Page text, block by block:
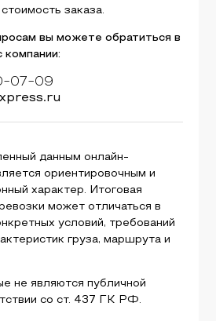
заказа.
вы можете обратиться в
компании:
07-09
данным онлайн-
ориентировочным и
характер. Итоговая
может отличаться в
условий, требований
груза, маршрута и
не являются публичной
со ст. 437 ГК РФ.